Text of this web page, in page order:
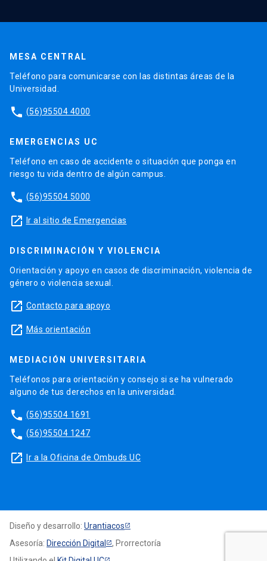
MESA CENTRAL
Teléfono para comunicarse con las distintas áreas de la
Universidad.
phone (56)95504 4000
EMERGENCIAS UC
Teléfono en caso de accidente o situación que ponga en
riesgo tu vida dentro de algún campus.
phone (56)95504 5000
launch Ir al sitio de Emergencias
DISCRIMINACIÓN Y VIOLENCIA
Orientación y apoyo en casos de discriminación, violencia de
género o violencia sexual.
launch Contacto para apoyo
launch Más orientación
MEDIACIÓN UNIVERSITARIA
Teléfonos para orientación y consejo si se ha vulnerado
alguno de tus derechos en la universidad.
phone (56)95504 1691
phone (56)95504 1247
launch Ir a la Oficina de Ombuds UC
Diseño y desarrollo: Urantiacos
Asesoría: Dirección Digital
, Prorrectoría